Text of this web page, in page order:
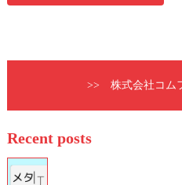
>> 株式会社コム
Recent posts